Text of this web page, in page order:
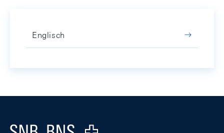
Englisch
Logo